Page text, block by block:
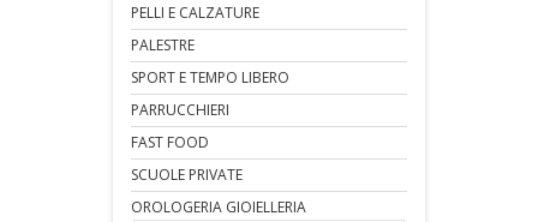
PELLI E CALZATURE
PALESTRE
SPORT E TEMPO LIBERO
PARRUCCHIERI
FAST FOOD
SCUOLE PRIVATE
OROLOGERIA GIOIELLERIA